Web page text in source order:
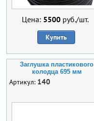
Цена: 5500руб./шт.
Купить
Заглушка пластикового
колодца 695 мм
Артикул: 140